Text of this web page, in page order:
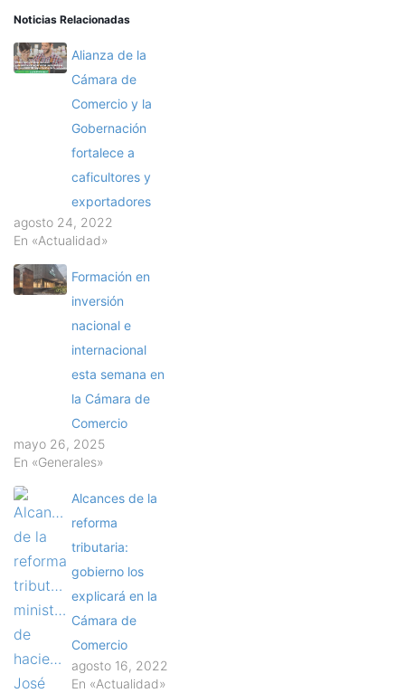
Noticias Relacionadas
Alianza de la
Cámara de
Comercio y la
Gobernación
fortalece a
caficultores y
exportadores
agosto 24, 2022
En «Actualidad»
Formación en
inversión
nacional e
internacional
esta semana en
la Cámara de
Comercio
mayo 26, 2025
En «Generales»
Alcances de la
reforma
tributaria:
gobierno los
explicará en la
Cámara de
Comercio
agosto 16, 2022
En «Actualidad»